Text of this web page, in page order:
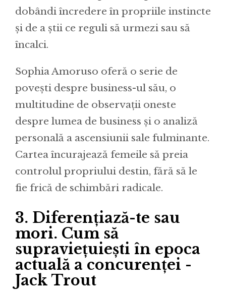
dobândi încredere în propriile instincte
și de a știi ce reguli să urmezi sau să
încalci.
Sophia Amoruso oferă o serie de
povești despre business-ul său, o
multitudine de observații oneste
despre lumea de business și o analiză
personală a ascensiunii sale fulminante.
Cartea încurajează femeile să preia
controlul propriului destin, fără să le
fie frică de schimbări radicale.
3. Diferențiază-te sau
mori. Cum să
supraviețuiești în epoca
actuală a concurenței -
Jack Trout